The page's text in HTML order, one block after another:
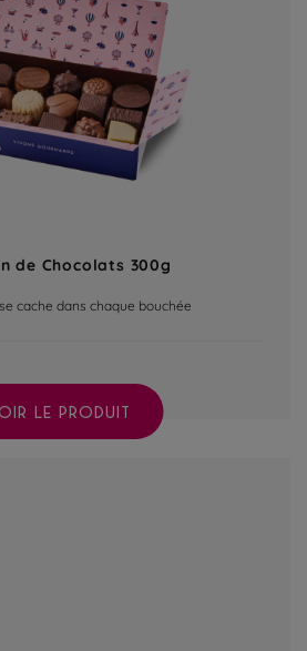
de Chocolats 300g
cache dans chaque bouchée
LE PRODUIT